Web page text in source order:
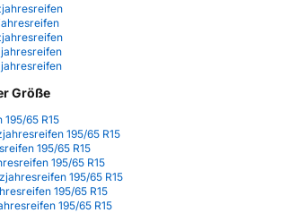
Größe
65 R15
195/65 R15
195/65 R15
195/65 R15
195/65 R15
195/65 R15
195/65 R15